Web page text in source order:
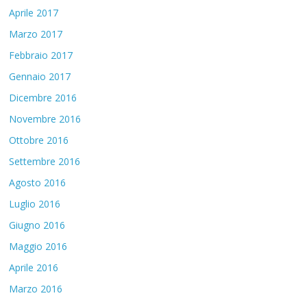
Aprile 2017
Marzo 2017
Febbraio 2017
Gennaio 2017
Dicembre 2016
Novembre 2016
Ottobre 2016
Settembre 2016
Agosto 2016
Luglio 2016
Giugno 2016
Maggio 2016
Aprile 2016
Marzo 2016